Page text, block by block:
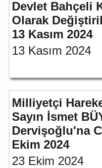
Devlet Bahçeli
Olarak
13 Kasım 2024
13 Kasım 2024
Milliyetçi
Sayın İsmet
Dervişoğlu'na
Ekim 2024
23 Ekim 2024